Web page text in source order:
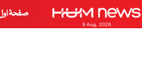
9 Aug, 2026
صفحۂ